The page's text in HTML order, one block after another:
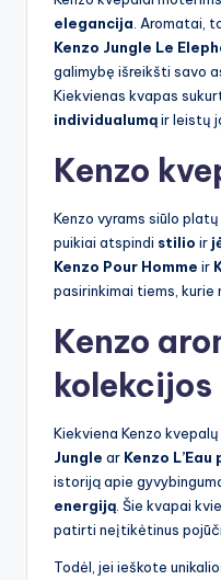
elegancija . Aromatai,
Kenzo Jungle Le
galimybę išreikšti savo
Kiekvienas kvapas
individualumąir leistų
Kenzo
Kenzo vyrams siūlo
puikiai atspindi stilio ir
Kenzo Pour Homme ir
pasirinkimai tiems, kurie
Kenzo
kolekcijos
Kiekviena Kenzo
Jungle ar Kenzo L’Eau
istoriją apie
energiją . Šie kvapai
patirti neįtikėtinus
Todėl, jei ieškote